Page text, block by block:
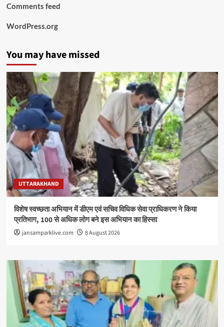
Comments feed
WordPress.org
You may have missed
UTTARAKHAND
विशेष स्वच्छता अभियान में डीएम एवं सचिव विधिक सेवा प्राधिकरण ने किया
प्रतिभाग, 100 से अधिक लोग बने इस अभियान का हिस्सा
jansamparklive.com 8 August 2026